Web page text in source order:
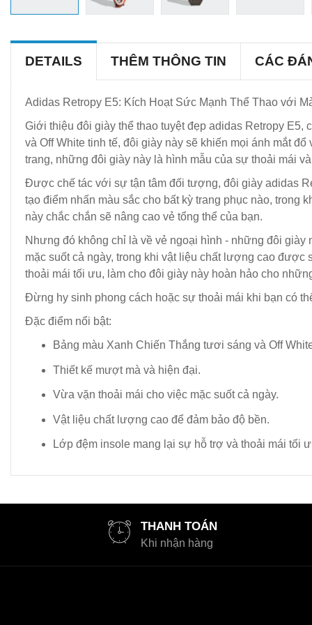
DETAILS THÊM THÔNG TIN CÁC
Adidas Retropy E5: Kích Hoạt Sức Mạnh Thể Thao với
Giới thiệu đôi giày thể thao tuyệt đẹp adidas Retropy
và Off White tinh tế, đôi giày này sẽ khiến mọi ánh mắt
trang, những đôi giày này là hình mẫu của sự thoải mái
Được chế tác với sự tận tâm đối tượng, đôi giày adidas
tạo điểm nhấn màu sắc cho bất kỳ trang phục nào,
này chắc chắn sẽ nâng cao vẻ tổng thể của bạn.
Nhưng đó không chỉ là về vẻ ngoại hình - những đôi
mặc suốt cả ngày, trong khi vật liệu chất lượng cao
thoải mái tối ưu, làm cho đôi giày này hoàn hảo cho
Đừng hy sinh phong cách hoặc sự thoải mái khi bạn có
Đặc điểm nổi bật:
Bảng màu Xanh Chiến Thắng tươi sáng và Off
Thiết kế mượt mà và hiện đại.
Vừa vặn thoải mái cho việc mặc suốt cả ngày.
Vật liệu chất lượng cao để đảm bảo độ bền.
Lớp đệm insole mang lại sự hỗ trợ và thoải mái tối
THANH TOÁN
Khi nhận hàng